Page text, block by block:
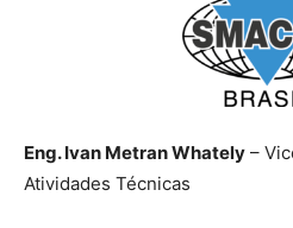
Eng. Ivan Metran Whately –
Atividades Técnicas